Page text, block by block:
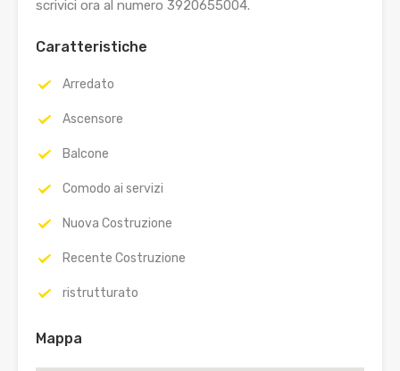
scrivici ora al numero 3920655004.
Caratteristiche
Arredato
Ascensore
Balcone
Comodo ai servizi
Nuova Costruzione
Recente Costruzione
ristrutturato
Mappa